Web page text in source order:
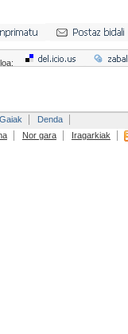
Gaiak
Denda
Nor gara Iragarkiak